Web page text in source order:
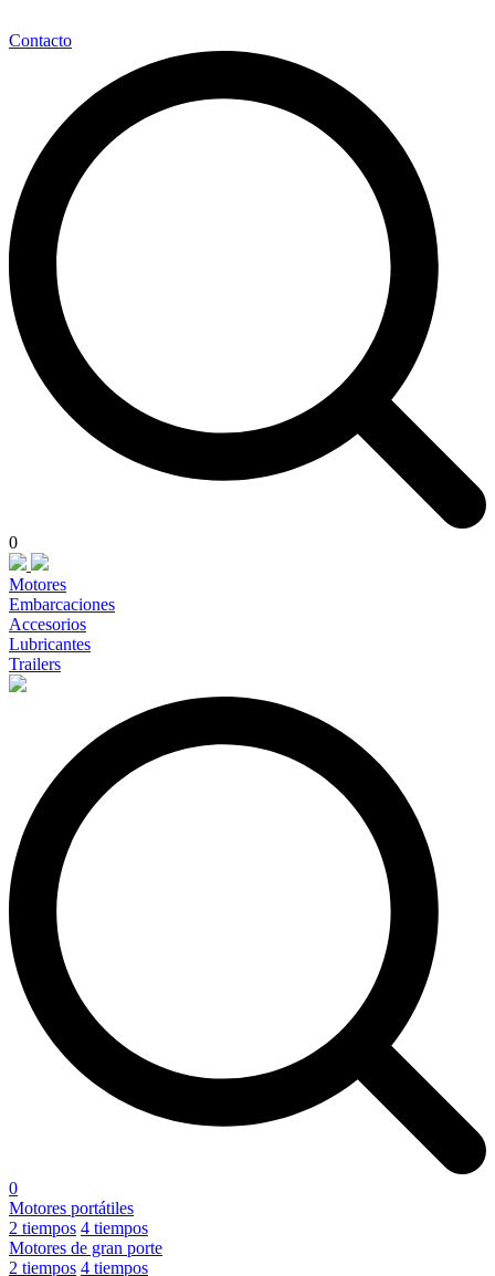
Contacto
0
Motores
Embarcaciones
Accesorios
Lubricantes
Trailers
0
Motores portátiles
2 tiempos 4 tiempos
Motores de gran porte
2 tiempos 4 tiempos